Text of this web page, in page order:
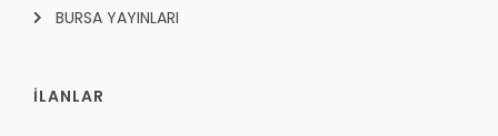
BURSA YAYINLARI
İLANLAR